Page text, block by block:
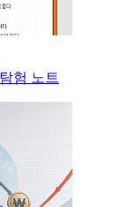
험 노트